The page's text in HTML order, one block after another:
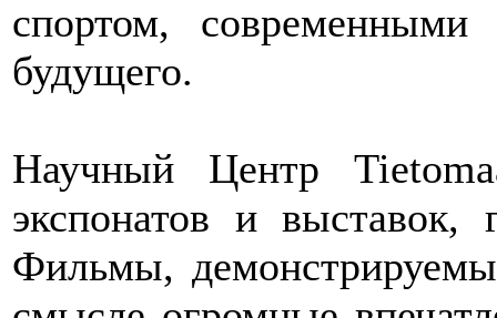
спортом,
будущего.
Научный Центр
экспонатов и
Фильмы,